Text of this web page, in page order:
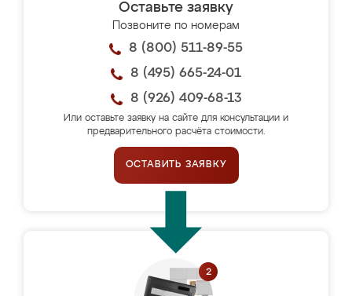
Оставьте заявку
Позвоните по номерам
8 (800) 511-89-55
8 (495) 665-24-01
8 (926) 409-68-13
Или оставьте заявку на сайте для консультации и
предварительного расчёта стоимости.
ОСТАВИТЬ ЗАЯВКУ